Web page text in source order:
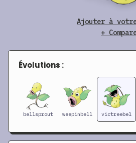
Ajouter à
+
Évolutions :
bellsprout weepinbell victreebel